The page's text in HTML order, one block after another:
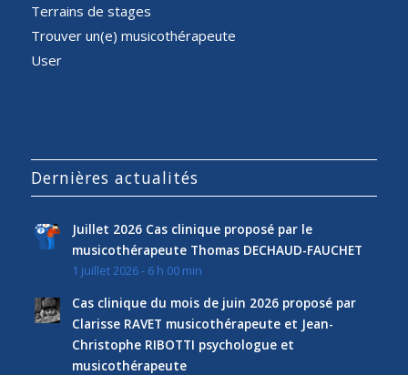
Terrains de stages
Trouver un(e) musicothérapeute
User
Dernières actualités
Juillet 2026 Cas clinique proposé par le
musicothérapeute Thomas DECHAUD-FAUCHET
1 juillet 2026 - 6 h 00 min
Cas clinique du mois de juin 2026 proposé par
Clarisse RAVET musicothérapeute et Jean-
Christophe RIBOTTI psychologue et
musicothérapeute